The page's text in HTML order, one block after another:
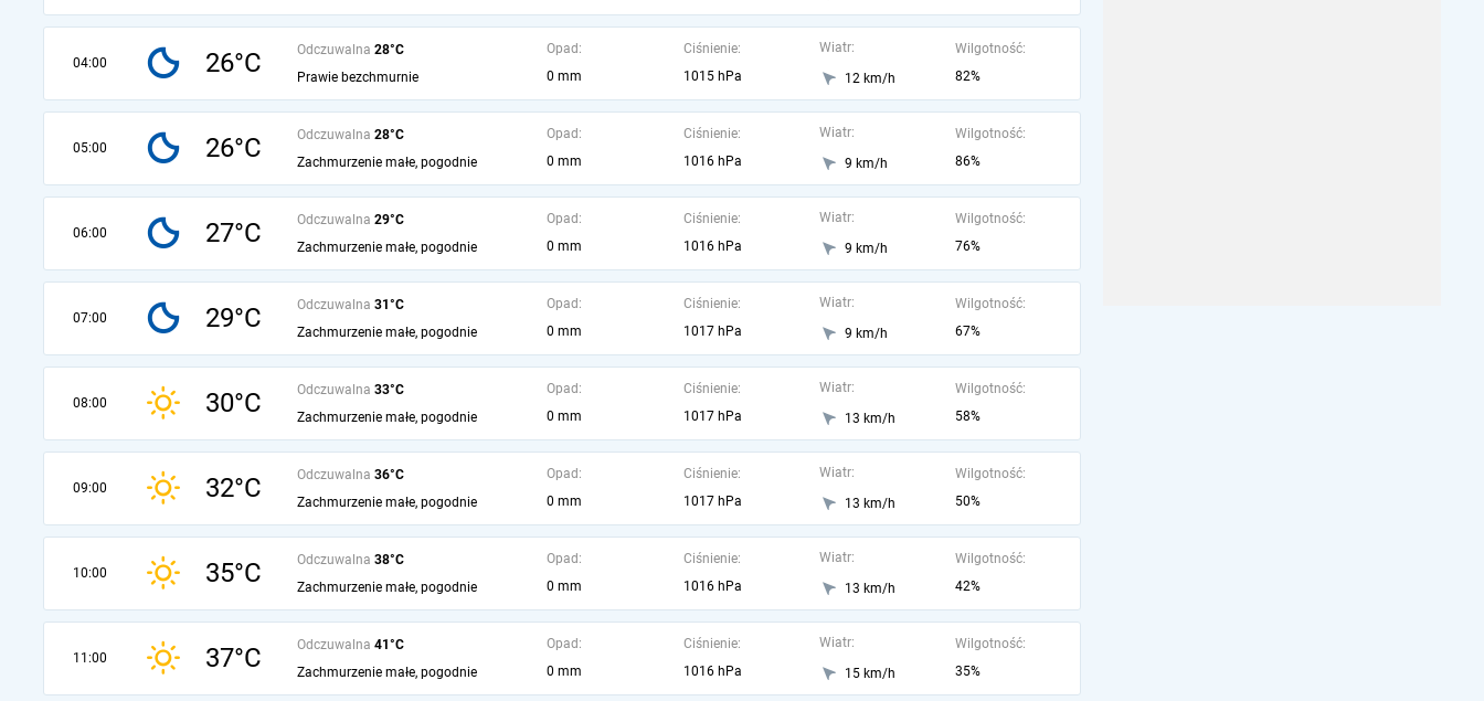
04:00 26°C Odczuwalna 28°C
Prawie bezchmurnie
Opad:
0 mm
Ciśnienie:
1015 hPa
Wiatr:
12 km/h
Wilgotność:
82%
05:00 26°C Odczuwalna 28°C
Zachmurzenie małe, pogodnie
Opad:
0 mm
Ciśnienie:
1016 hPa
Wiatr:
9 km/h
Wilgotność:
86%
06:00 27°C Odczuwalna 29°C
Zachmurzenie małe, pogodnie
Opad:
0 mm
Ciśnienie:
1016 hPa
Wiatr:
9 km/h
Wilgotność:
76%
07:00 29°C Odczuwalna 31°C
Zachmurzenie małe, pogodnie
Opad:
0 mm
Ciśnienie:
1017 hPa
Wiatr:
9 km/h
Wilgotność:
67%
08:00 30°C Odczuwalna 33°C
Zachmurzenie małe, pogodnie
Opad:
0 mm
Ciśnienie:
1017 hPa
Wiatr:
13 km/h
Wilgotność:
58%
09:00 32°C Odczuwalna 36°C
Zachmurzenie małe, pogodnie
Opad:
0 mm
Ciśnienie:
1017 hPa
Wiatr:
13 km/h
Wilgotność:
50%
10:00 35°C Odczuwalna 38°C
Zachmurzenie małe, pogodnie
Opad:
0 mm
Ciśnienie:
1016 hPa
Wiatr:
13 km/h
Wilgotność:
42%
11:00 37°C Odczuwalna 41°C
Zachmurzenie małe, pogodnie
Opad:
0 mm
Ciśnienie:
1016 hPa
Wiatr:
15 km/h
Wilgotność:
35%